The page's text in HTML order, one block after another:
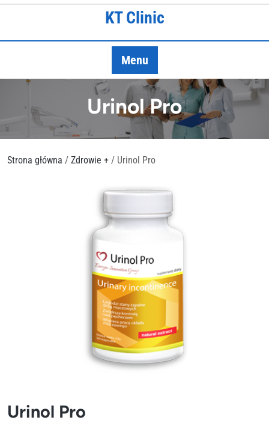
Skip
KT Clinic
Menu
Urinol Pro
Strona główna / Zdrowie + / Urinol Pro
Urinol Pro